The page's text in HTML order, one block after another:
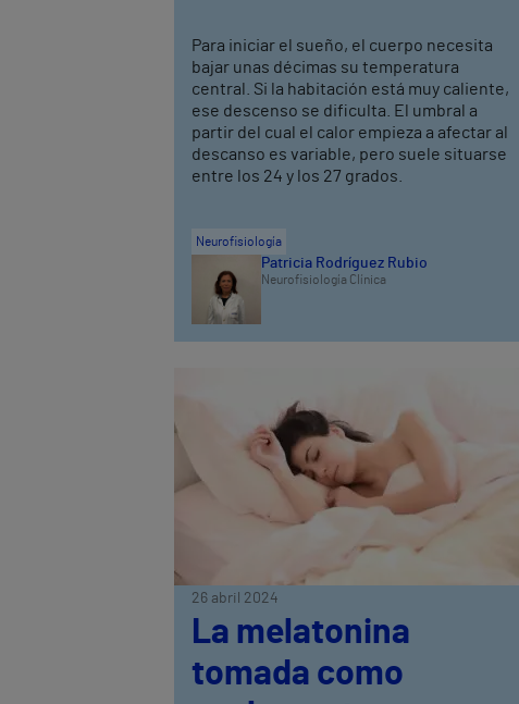
Para iniciar el sueño, el cuerpo necesita
bajar unas décimas su temperatura
central. Si la habitación está muy caliente,
ese descenso se dificulta. El umbral a
partir del cual el calor empieza a afectar al
descanso es variable, pero suele situarse
entre los 24 y los 27 grados.
Neurofisiología
Patricia Rodríguez Rubio
Neurofisiología Clínica
26 abril 2024
La melatonina
tomada como